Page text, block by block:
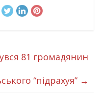
81 громадянин
“підрахуя” →